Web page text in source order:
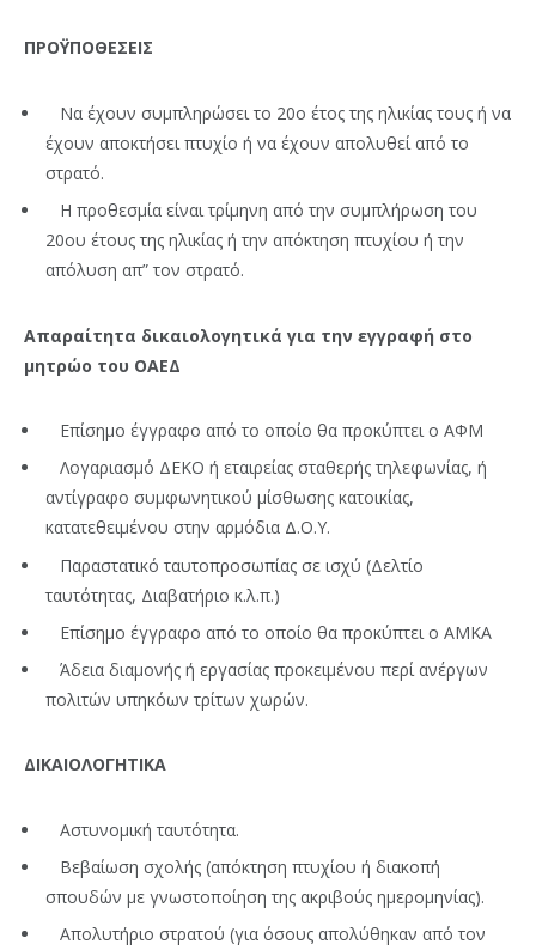
ΠΡΟΫΠΟΘΕΣΕΙΣ
Να έχουν συμπληρώσει το 20ο έτος της ηλικίας τους ή να
έχουν αποκτήσει πτυχίο ή να έχουν απολυθεί από το
στρατό.
Η προθεσμία είναι τρίμηνη από την συμπλήρωση του
20ου έτους της ηλικίας ή την απόκτηση πτυχίου ή την
απόλυση απ” τον στρατό.
Απαραίτητα δικαιολογητικά για την εγγραφή στο
μητρώο του ΟΑΕΔ
Επίσημο έγγραφο από το οποίο θα προκύπτει ο ΑΦΜ
Λογαριασμό ΔΕΚΟ ή εταιρείας σταθερής τηλεφωνίας, ή
αντίγραφο συμφωνητικού μίσθωσης κατοικίας,
κατατεθειμένου στην αρμόδια Δ.Ο.Υ.
Παραστατικό ταυτοπροσωπίας σε ισχύ (Δελτίο
ταυτότητας, Διαβατήριο κ.λ.π.)
Επίσημο έγγραφο από το οποίο θα προκύπτει ο ΑΜΚΑ
Άδεια διαμονής ή εργασίας προκειμένου περί ανέργων
πολιτών υπηκόων τρίτων χωρών.
ΔΙΚΑΙΟΛΟΓΗΤΙΚΑ
Αστυνομική ταυτότητα.
Βεβαίωση σχολής (απόκτηση πτυχίου ή διακοπή
σπουδών με γνωστοποίηση της ακριβούς ημερομηνίας).
Απολυτήριο στρατού (για όσους απολύθηκαν από τον